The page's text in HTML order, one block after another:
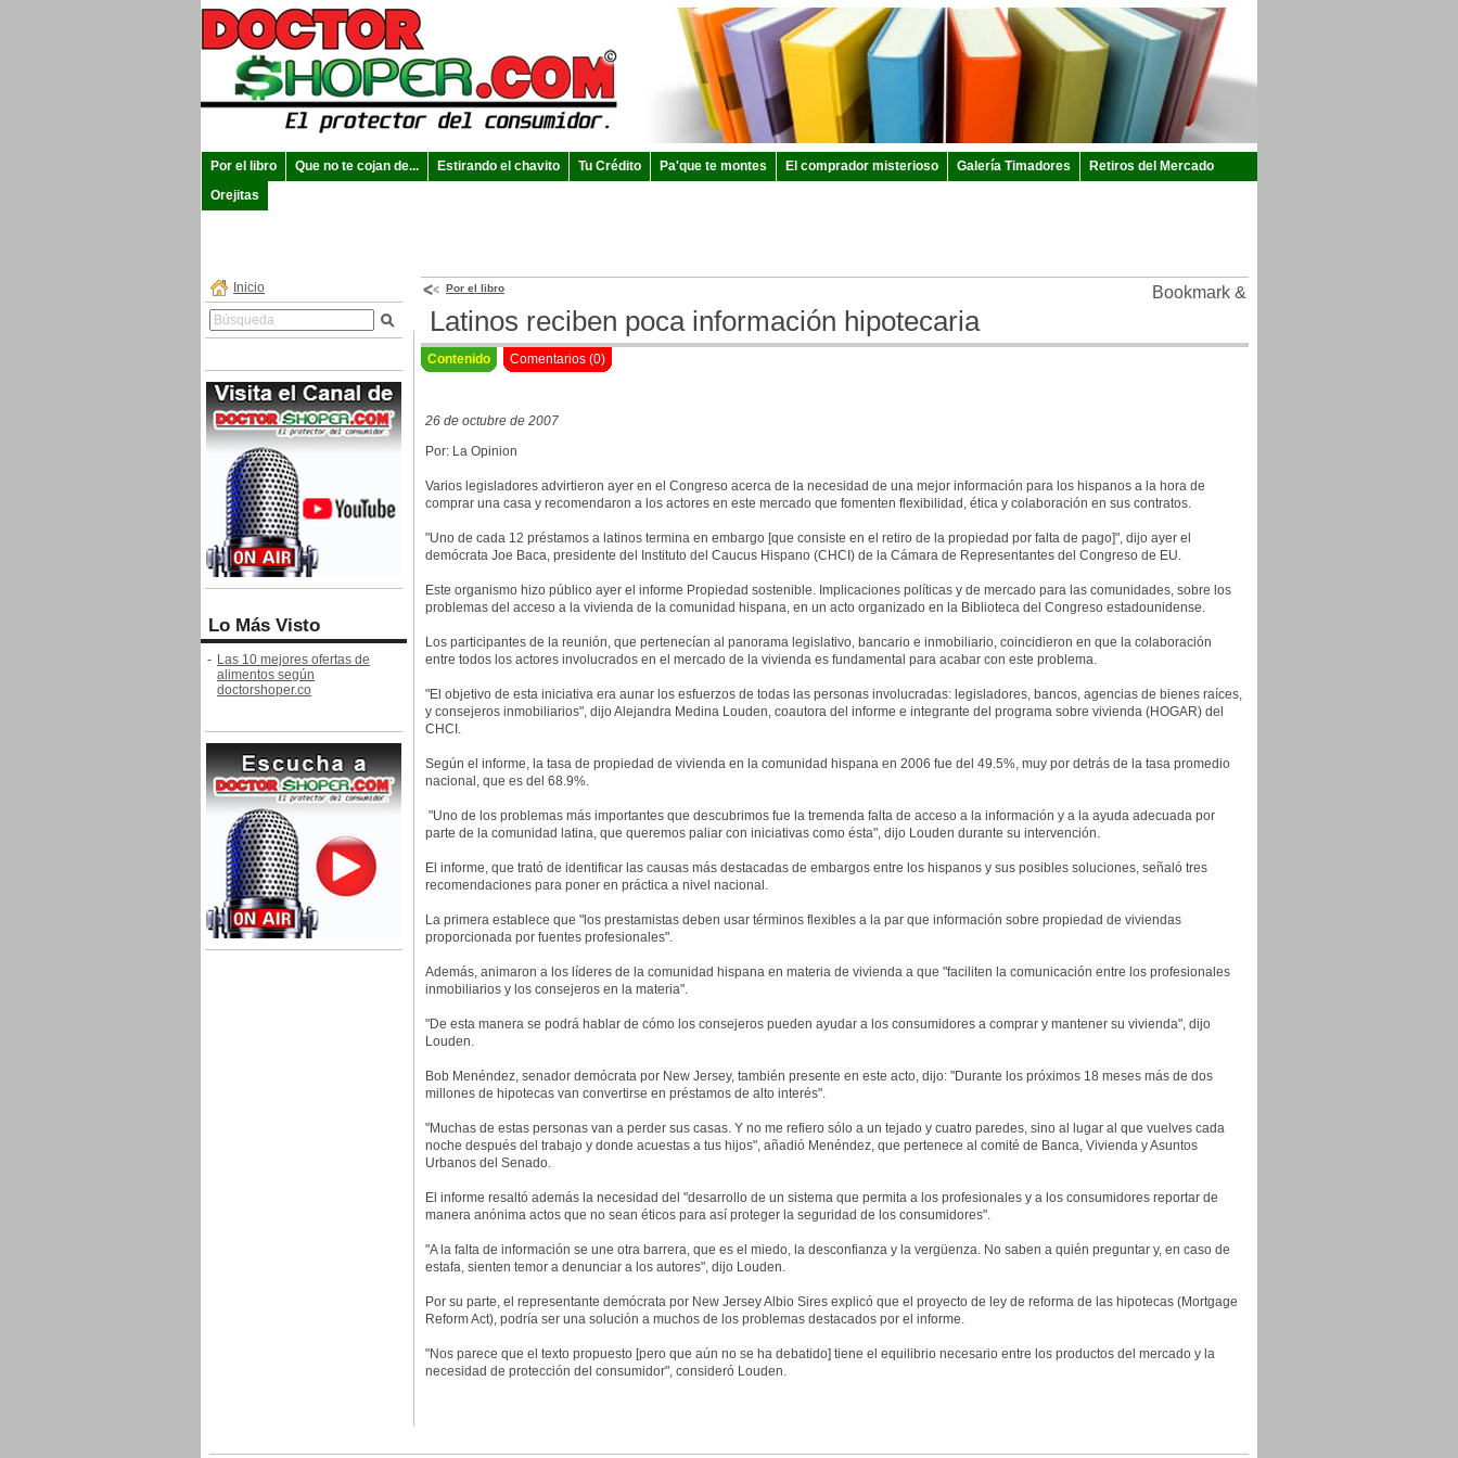
Por el libro Que no te cojan de... Estirando el chavito Tu Crédito Pa'que te montes El comprador misterioso Galería Timadores
Retiros del Mercado
Orejitas
Inicio
Lo Más Visto
- Las 10 mejores ofertas de
alimentos según
doctorshoper.co
Por el libro
Latinos reciben poca información hipotecaria
Contenido Comentarios (0)
26 de octubre de 2007
Por: La Opinion
Varios legisladores advirtieron ayer en el Congreso acerca de la necesidad de una mejor información para los hispanos a la hora de
comprar una casa y recomendaron a los actores en este mercado que fomenten flexibilidad, ética y colaboración en sus contratos.
"Uno de cada 12 préstamos a latinos termina en embargo [que consiste en el retiro de la propiedad por falta de pago]", dijo ayer el
demócrata Joe Baca, presidente del Instituto del Caucus Hispano (CHCI) de la Cámara de Representantes del Congreso de EU.
Este organismo hizo público ayer el informe Propiedad sostenible. Implicaciones políticas y de mercado para las comunidades, sobre los
problemas del acceso a la vivienda de la comunidad hispana, en un acto organizado en la Biblioteca del Congreso estadounidense.
Los participantes de la reunión, que pertenecían al panorama legislativo, bancario e inmobiliario, coincidieron en que la colaboración
entre todos los actores involucrados en el mercado de la vivienda es fundamental para acabar con este problema.
"El objetivo de esta iniciativa era aunar los esfuerzos de todas las personas involucradas: legisladores, bancos, agencias de bienes raíces,
y consejeros inmobiliarios", dijo Alejandra Medina Louden, coautora del informe e integrante del programa sobre vivienda (HOGAR) del
CHCI.
Según el informe, la tasa de propiedad de vivienda en la comunidad hispana en 2006 fue del 49.5%, muy por detrás de la tasa promedio
nacional, que es del 68.9%.
"Uno de los problemas más importantes que descubrimos fue la tremenda falta de acceso a la información y a la ayuda adecuada por
parte de la comunidad latina, que queremos paliar con iniciativas como ésta", dijo Louden durante su intervención.
El informe, que trató de identificar las causas más destacadas de embargos entre los hispanos y sus posibles soluciones, señaló tres
recomendaciones para poner en práctica a nivel nacional.
La primera establece que "los prestamistas deben usar términos flexibles a la par que información sobre propiedad de viviendas
proporcionada por fuentes profesionales".
Además, animaron a los líderes de la comunidad hispana en materia de vivienda a que "faciliten la comunicación entre los profesionales
inmobiliarios y los consejeros en la materia".
"De esta manera se podrá hablar de cómo los consejeros pueden ayudar a los consumidores a comprar y mantener su vivienda", dijo
Louden.
Bob Menéndez, senador demócrata por New Jersey, también presente en este acto, dijo: "Durante los próximos 18 meses más de dos
millones de hipotecas van convertirse en préstamos de alto interés".
"Muchas de estas personas van a perder sus casas. Y no me refiero sólo a un tejado y cuatro paredes, sino al lugar al que vuelves cada
noche después del trabajo y donde acuestas a tus hijos", añadió Menéndez, que pertenece al comité de Banca, Vivienda y Asuntos
Urbanos del Senado.
El informe resaltó además la necesidad del "desarrollo de un sistema que permita a los profesionales y a los consumidores reportar de
manera anónima actos que no sean éticos para así proteger la seguridad de los consumidores".
"A la falta de información se une otra barrera, que es el miedo, la desconfianza y la vergüenza. No saben a quién preguntar y, en caso de
estafa, sienten temor a denunciar a los autores", dijo Louden.
Por su parte, el representante demócrata por New Jersey Albio Sires explicó que el proyecto de ley de reforma de las hipotecas (Mortgage
Reform Act), podría ser una solución a muchos de los problemas destacados por el informe.
"Nos parece que el texto propuesto [pero que aún no se ha debatido] tiene el equilibrio necesario entre los productos del mercado y la
necesidad de protección del consumidor", consideró Louden.